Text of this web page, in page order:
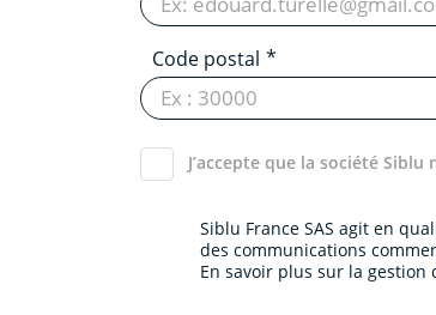
Code postal
J’accepte que la société
Siblu France SAS agit en
des communications
En savoir plus sur la gestion